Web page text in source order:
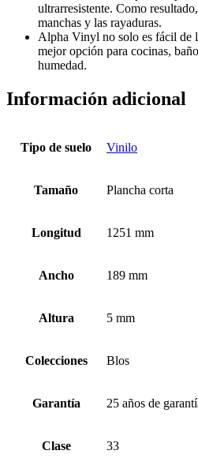
ultrarresistente. Como
manchas y las rayaduras.
Alpha Vinyl no solo es fácil de
mejor opción para cocinas,
humedad.
Información adicional
Tipo de suelo Vinilo
Tamaño Plancha corta
Longitud 1251 mm
Ancho 189 mm
Altura 5 mm
Colecciones Blos
Garantía 25 años de
Clase 33